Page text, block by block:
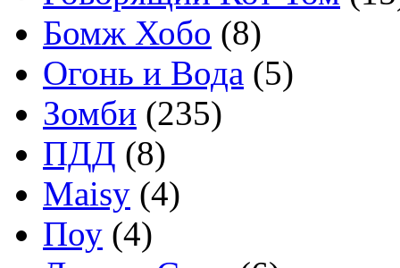
Бомж Хобо (8)
Огонь и Вода (5)
Зомби (235)
ПДД (8)
Maisy (4)
Поу (4)